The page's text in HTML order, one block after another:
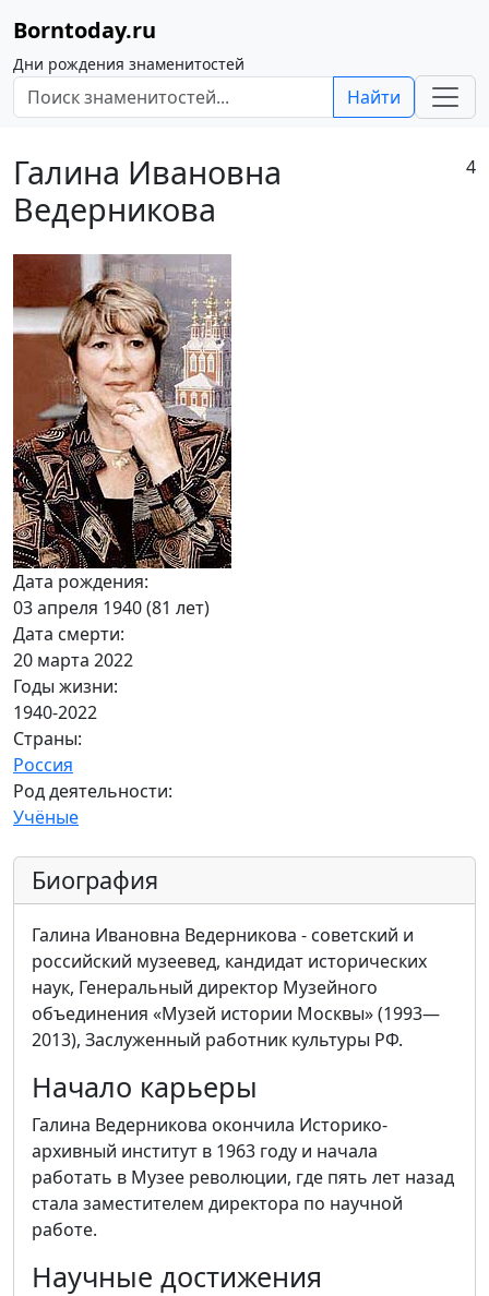
Borntoday.ru
Дни рождения знаменитостей
Найти
Галина Ивановна
Ведерникова
4
Дата рождения:
03 апреля 1940 (81 лет)
Дата смерти:
20 марта 2022
Годы жизни:
1940-2022
Страны:
Россия
Род деятельности:
Учёные
Биография
Галина Ивановна Ведерникова - советский и
российский музеевед, кандидат исторических
наук, Генеральный директор Музейного
объединения «Музей истории Москвы» (1993—
2013), Заслуженный работник культуры РФ.
Начало карьеры
Галина Ведерникова окончила Историко-
архивный институт в 1963 году и начала
работать в Музее революции, где пять лет назад
стала заместителем директора по научной
работе.
Научные достижения